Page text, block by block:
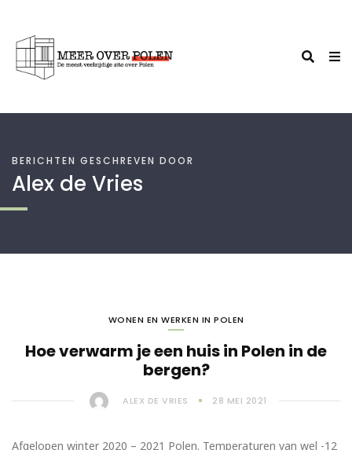
BERICHTEN GESCHREVEN DOOR
Alex de Vries
WONEN EN WERKEN IN POLEN
Hoe verwarm je een huis in Polen in de
bergen?
ALEX DE VRIES 28 MEI 2021
Afgelopen winter 2020 – 2021 Polen. Temperaturen van wel -12